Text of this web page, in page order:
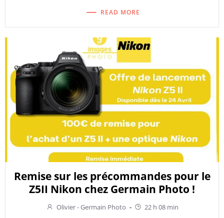
READ MORE
Remise sur les précommandes pour le
Z5II Nikon chez Germain Photo !
Olivier - Germain Photo - 22 h 08 min